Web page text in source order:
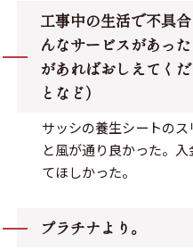
工事中の生活で不具
んなサービスがあっ
があればおしえてく
となど）
サッシの養生シートの
と風が通り良かった。
てほしかった。
プラチナより。